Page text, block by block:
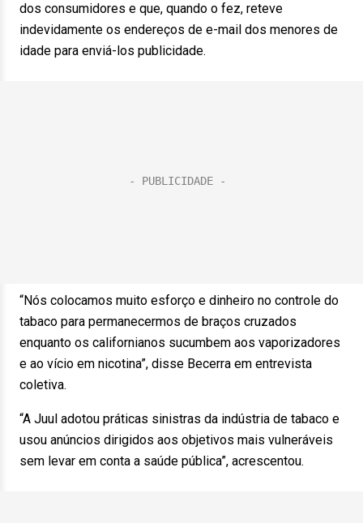
dos consumidores e que, quando o fez, reteve
indevidamente os endereços de e-mail dos menores de
idade para enviá-los publicidade.
“Nós colocamos muito esforço e dinheiro no controle do
tabaco para permanecermos de braços cruzados
enquanto os californianos sucumbem aos vaporizadores
e ao vício em nicotina”, disse Becerra em entrevista
coletiva.
“A Juul adotou práticas sinistras da indústria de tabaco e
usou anúncios dirigidos aos objetivos mais vulneráveis
sem levar em conta a saúde pública”, acrescentou.